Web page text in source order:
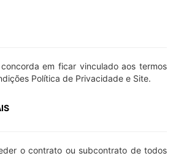
em ficar vinculado aos termos
Política de Privacidade e Site.
o contrato ou subcontrato de todos